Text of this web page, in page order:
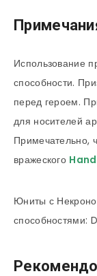
Использование
способности.
перед героем.
для носителей
Примечательно,
вражеского
Юниты с
способностями: